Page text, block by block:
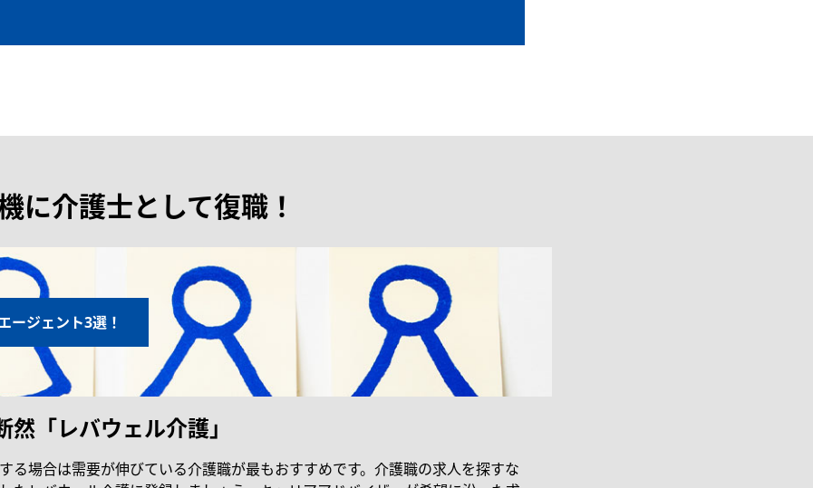
に介護士として復職！
ージェント3選！
然「レバウェル介護」
る場合は需要が伸びている介護職が最もおすすめです。介護職の求人を探すな